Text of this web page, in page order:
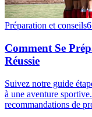
Préparation et conseils6
Comment Se
Réussie
Suivez notre guide
à une aventure
recommandations de